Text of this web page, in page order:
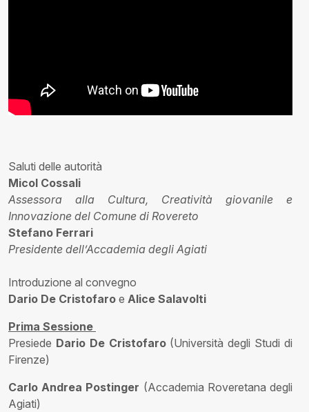
Saluti delle autorità
Micol Cossali
Assessora alla Cultura, Creatività giovanile e
Innovazione del Comune di Rovereto
Stefano Ferrari
Presidente dell’Accademia degli Agiati
Introduzione al convegno
Dario De Cristofaro e Alice Salavolti
Prima Sessione
Presiede Dario De Cristofaro(Università degli Studi di
Firenze)
Carlo Andrea Postinger (Accademia Roveretana degli
Agiati)